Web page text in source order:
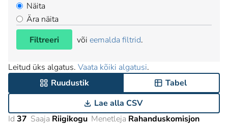
Näita
Ära näita
Filtreeri
või eemalda filtrid.
Leitud üks algatus. Vaata kõiki algatusi.
Ruudustik
Tabel
Lae alla CSV
Id 37 Saaja Riigikogu Menetleja Rahanduskomisjon